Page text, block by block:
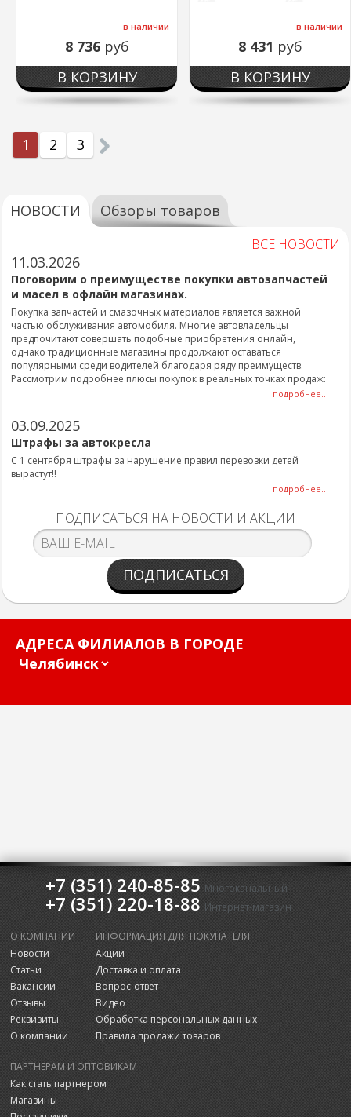
в наличии
8 736 руб
В КОРЗИНУ
в наличии
8 431 руб
В КОРЗИНУ
1 2 3
НОВОСТИ Обзоры товаров
ВСЕ НОВОСТИ
11.03.2026
Поговорим о преимуществе покупки автозапчастей
и масел в офлайн магазинах.
Покупка запчастей и смазочных материалов является важной
частью обслуживания автомобиля. Многие автовладельцы
предпочитают совершать подобные приобретения онлайн,
однако традиционные магазины продолжают оставаться
популярными среди водителей благодаря ряду преимуществ.
Рассмотрим подробнее плюсы покупок в реальных точках продаж:
подробнее...
03.09.2025
Штрафы за автокресла
С 1 сентября штрафы за нарушение правил перевозки детей
вырастут!!
подробнее...
ПОДПИСАТЬСЯ НА НОВОСТИ И АКЦИИ
ПОДПИСАТЬСЯ
АДРЕСА ФИЛИАЛОВ В ГОРОДЕ
+7 (351) 240-85-85 Многоканальный
+7 (351) 220-18-88 Интернет-магазин
О КОМПАНИИ
Новости
Статьи
Вакансии
Отзывы
Реквизиты
О компании
ИНФОРМАЦИЯ ДЛЯ ПОКУПАТЕЛЯ
Акции
Доставка и оплата
Вопрос-ответ
Видео
Обработка персональных данных
Правила продажи товаров
ПАРТНЕРАМ И ОПТОВИКАМ
Как стать партнером
Магазины